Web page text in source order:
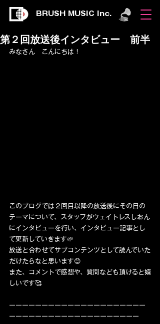
BRUSH MUSIC Inc.
第２回放送後インタビュー 前半
みなさん　こんにちは！
このブログでは２回目以降の放送後にその日の
テーマについて、スタッフがウェイトレスしおん
にインタビューを行い、インタビュー記事とし
て更新していきます🌱
放送と合わせてサブコンテンツとして読んでいた
だけたらなと思います😊
また、コメントで感想や、質問なども頂けると嬉
しいです🥰
ーーーーーーーーーーーーーーーーーーーーー
ーーーーーーーーーーーーーーーーーーーー